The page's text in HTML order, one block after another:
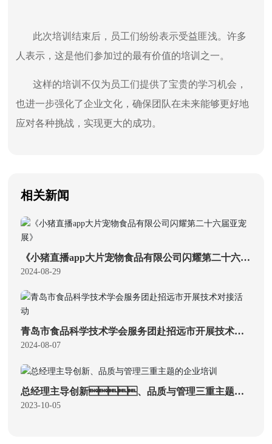
此次培训结束后，员工们纷纷表示受益匪浅。许多
人表示，这是他们参加过的最有价值的培训之一。
这样的培训不仅为员工们提供了宝贵的学习机会，
也进一步强化了企业文化，确保团队在未来能够更好地
应对各种挑战，实现更大的成功。
相关新闻
《小猪直播app大片宠物食品有限公司闪耀第二十六届
亚宠展》
2024-08-29
青岛市食品科学技术学会服务团赴招远市开展技术对
接活动
2024-08-07
总经理主导创新、品质与管理三重主题的
企业培训
2023-10-05